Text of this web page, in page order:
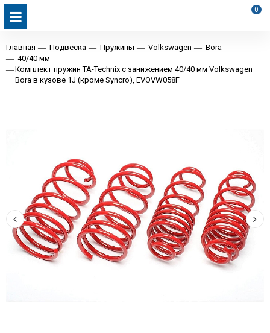
0
Главная Подвеска Пружины Volkswagen
Bora
40/40 мм
Комплект пружин TA-Technix с занижением 40/40 мм Volkswagen
Bora в кузове 1J (кроме Syncro), EVOVW058F